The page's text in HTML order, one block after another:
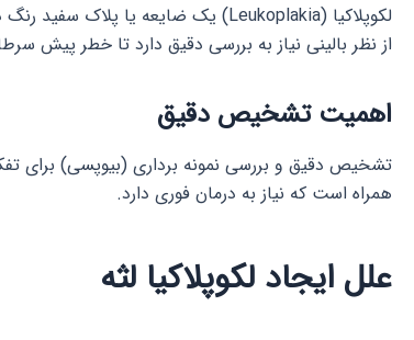
لکوپلاکیا (Leukoplakia) یک ضایعه یا پلاک سفید رنگ در بافت مخاطی دهان است که با کشیدن کاغذ یا سایش محو نمی شود. هنگامی که این ضایعه روی لثه ایجاد شود، به آن
از نظر بالینی نیاز به بررسی دقیق دارد تا خطر
اهمیت تشخیص دقیق
تشخیص دقیق و بررسی نمونه برداری (بیوپسی) برای
همراه است که نیاز به درمان فوری دارد.
علل ایجاد لکوپلاکیا لثه